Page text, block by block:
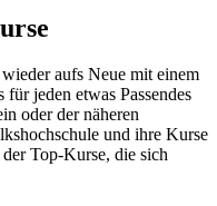
aufs Neue mit einem
jeden etwas Passendes
oder der näheren
und ihre Kurse
Top-Kurse, die sich